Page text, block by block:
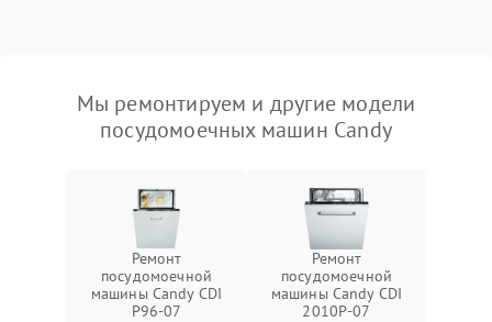
Мы ремонтируем и другие модели
посудомоечных машин Candy
Ремонт
посудомоечной
машины Candy CDI
P96-07
Ремонт
посудомоечной
машины Candy CDI
2010P-07